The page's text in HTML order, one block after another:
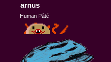
arnus
Human Pâté